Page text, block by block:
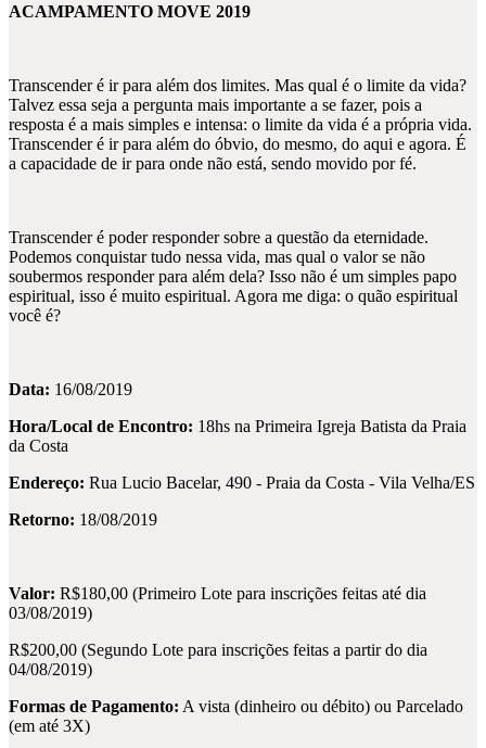
ACAMPAMENTO MOVE 2019
Transcender é ir para além dos limites. Mas qual é o limite da vida?
Talvez essa seja a pergunta mais importante a se fazer, pois a
resposta é a mais simples e intensa: o limite da vida é a própria vida.
Transcender é ir para além do óbvio, do mesmo, do aqui e agora. É
a capacidade de ir para onde não está, sendo movido por fé.
Transcender é poder responder sobre a questão da eternidade.
Podemos conquistar tudo nessa vida, mas qual o valor se não
soubermos responder para além dela? Isso não é um simples papo
espiritual, isso é muito espiritual. Agora me diga: o quão espiritual
você é?
Data: 16/08/2019
Hora/Local de Encontro: 18hs na Primeira Igreja Batista da Praia
da Costa
Endereço: Rua Lucio Bacelar, 490 - Praia da Costa - Vila Velha/ES
Retorno: 18/08/2019
Valor: R$180,00 (Primeiro Lote para inscrições feitas até dia
03/08/2019)
R$200,00 (Segundo Lote para inscrições feitas a partir do dia
04/08/2019)
Formas de Pagamento: A vista (dinheiro ou débito) ou Parcelado
(em até 3X)